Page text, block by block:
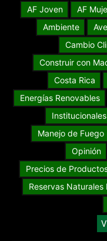
AF Joven AF
Ambiente
Cambio
Construir con
Costa Rica
Energías Renovables
Institucionales
Manejo de Fuego
Opinión
Precios de
Reservas Naturales